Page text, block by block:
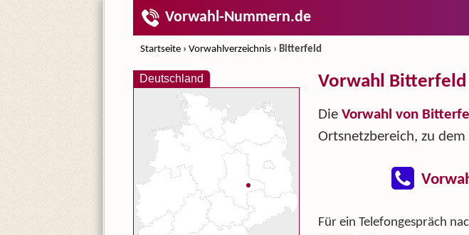
Vorwahl-Nummern.de
Startseite › Vorwahlverzeichnis › Bitterfeld
Vorwahl Bitterfeld
Die Vorwahl von
Ortsnetzbereich, zu
Für ein Telefongespräch